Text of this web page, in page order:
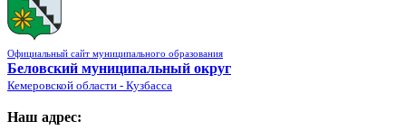
Официальный сайт муниципального образования
Беловский муниципальный округ
Кемеровской области - Кузбасса
Наш адрес: